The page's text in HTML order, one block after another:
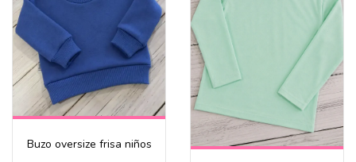
Buzo oversize frisa niños